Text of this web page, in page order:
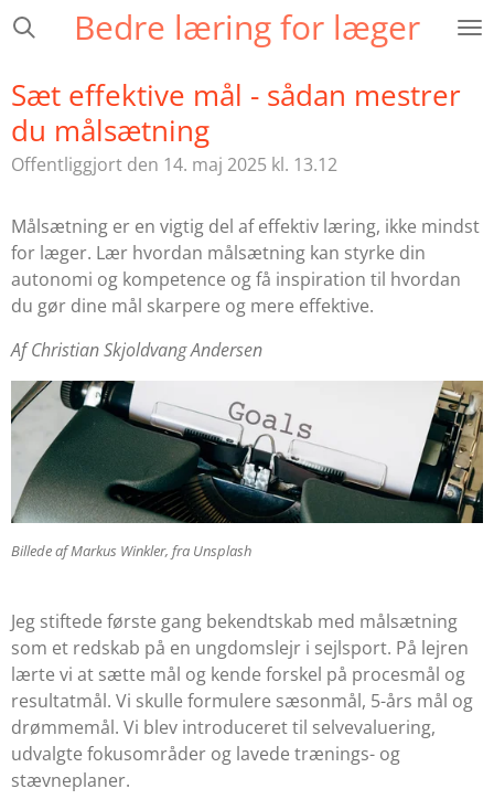
Spring
Bedre læring for læger
Sæt effektive mål - sådan mestrer
du målsætning
Offentliggjort den 14. maj 2025 kl. 13.12
Målsætning er en vigtig del af effektiv læring, ikke mindst
for læger. Lær hvordan målsætning kan styrke din
autonomi og kompetence og få inspiration til hvordan
du gør dine mål skarpere og mere effektive.
Af Christian Skjoldvang Andersen
Billede af Markus Winkler, fra Unsplash
Jeg stiftede første gang bekendtskab med målsætning
som et redskab på en ungdomslejr i sejlsport. På lejren
lærte vi at sætte mål og kende forskel på procesmål og
resultatmål. Vi skulle formulere sæsonmål, 5-års mål og
drømmemål. Vi blev introduceret til selvevaluering,
udvalgte fokusområder og lavede trænings- og
stævneplaner.